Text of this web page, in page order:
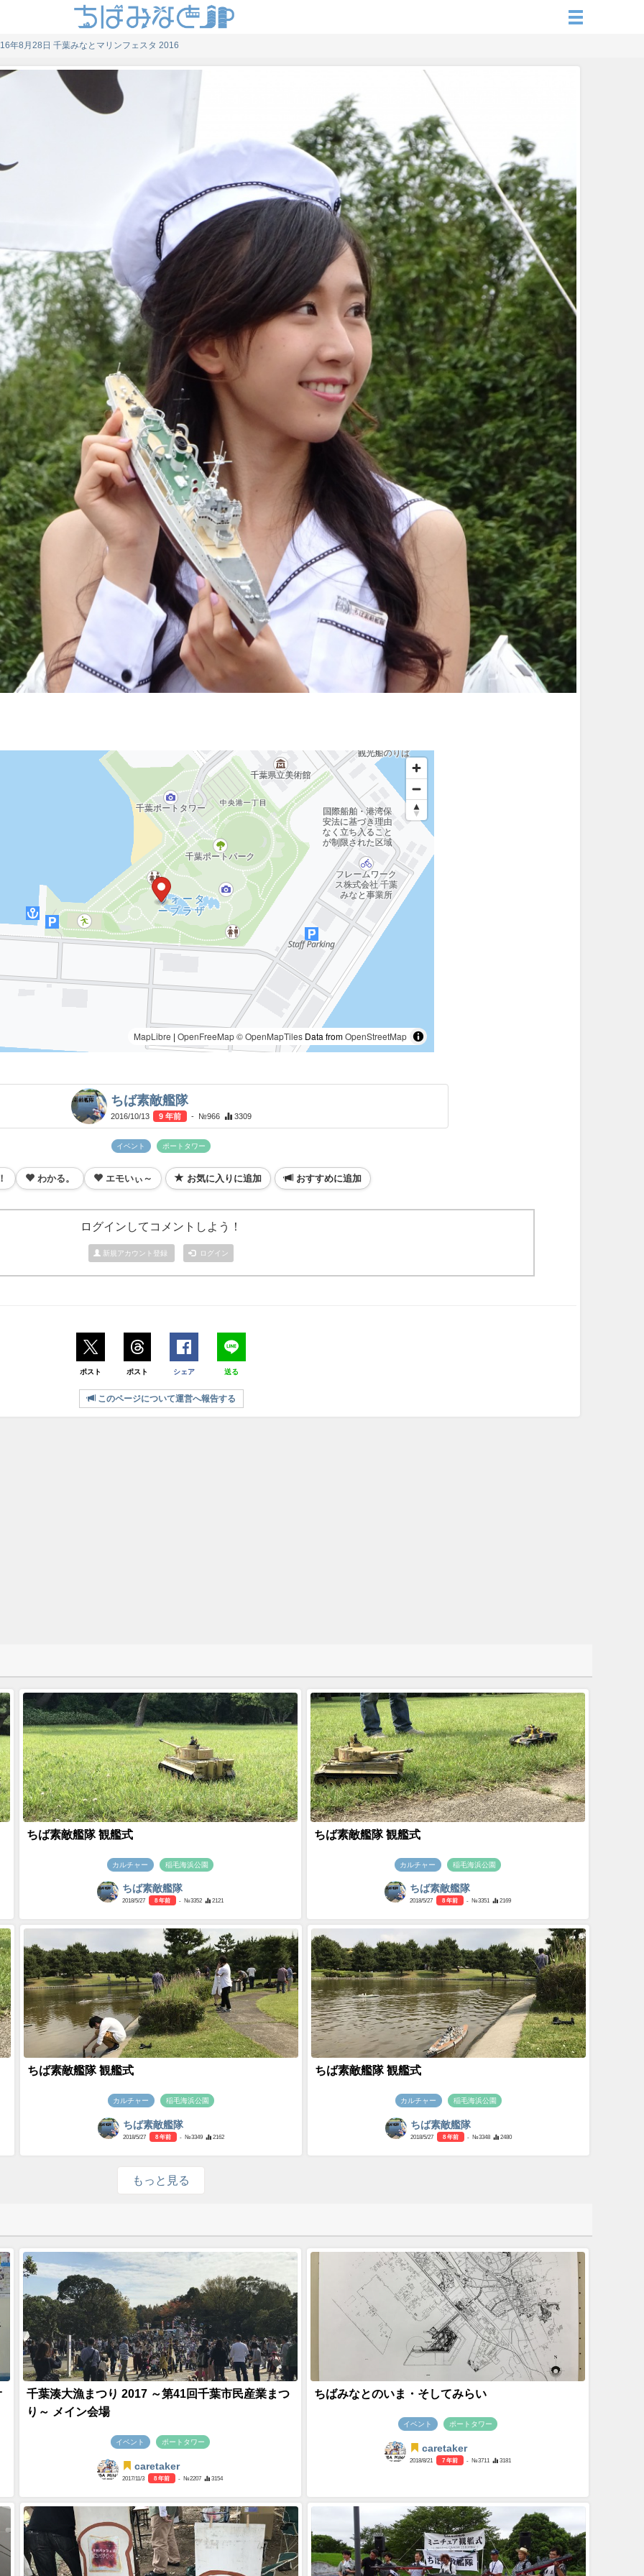
年8月28日 千葉みなとマリンフェスタ 2016
MapLibre | OpenFreeMap© OpenMapTiles Data fromOpenStreetMap
ちば素敵艦隊
2016/10/13 9 年前 - №966 3309
イベント ポートタワー
わかる。 エモいぃ～ お気に入りに追加 おすすめに追加
ログインしてコメントしよう！
新規アカウント登録 ログイン
ポスト ポスト シェア 送る
このページについて運営へ報告する
ちば素敵艦隊 観艦式
カルチャー 稲毛海浜公園
ちば素敵艦隊
2018/5/27 8 年前 - №3352 2121
ちば素敵艦隊 観艦式
カルチャー 稲毛海浜公園
ちば素敵艦隊
2018/5/27 8 年前 - №3351 2169
ちば素敵艦隊 観艦式
カルチャー 稲毛海浜公園
ちば素敵艦隊
2018/5/27 8 年前 - №3349 2162
ちば素敵艦隊 観艦式
カルチャー 稲毛海浜公園
ちば素敵艦隊
2018/5/27 8 年前 - №3348 2480
もっと見る
千葉湊大漁まつり 2017 ～第41回千葉市民産業まつ
り～ メイン会場
イベント ポートタワー
caretaker
2017/11/3 8 年前 - №2207 3154
ちばみなとのいま・そしてみらい
イベント ポートタワー
caretaker
2018/8/21 7 年前 - №3711 3181